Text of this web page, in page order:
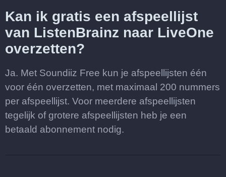
Kan ik gratis een afspeellijst
van ListenBrainz naar LiveOne
overzetten?
Ja. Met Soundiiz Free kun je afspeellijsten één
voor één overzetten, met maximaal 200 nummers
per afspeellijst. Voor meerdere afspeellijsten
tegelijk of grotere afspeellijsten heb je een
betaald abonnement nodig.